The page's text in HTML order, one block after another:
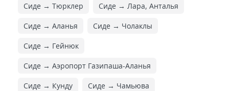
Сиде → Тюрклер Сиде → Лара, Анталья
Сиде → Аланья Сиде → Чолаклы
Сиде → Гейнюк
Сиде → Аэропорт Газипаша-Аланья
Сиде → Кунду Сиде → Чамьюва